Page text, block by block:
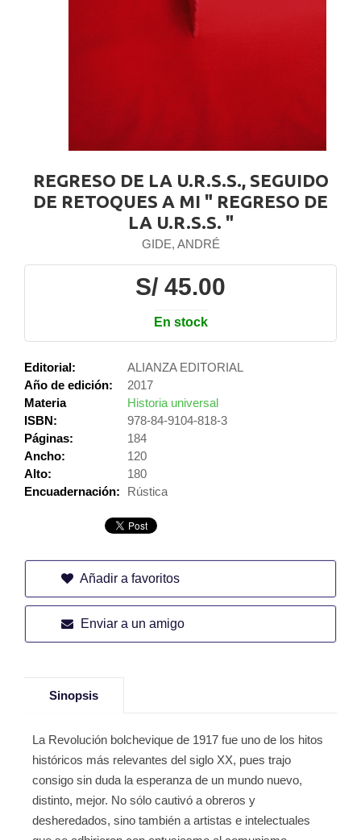
REGRESO DE LA U.R.S.S., SEGUIDO
DE RETOQUES A MI " REGRESO DE
LA U.R.S.S. "
GIDE, ANDRÉ
S/ 45.00
En stock
Editorial:
ALIANZA EDITORIAL
Año de edición:
2017
Materia
Historia universal
ISBN:
978-84-9104-818-3
Páginas:
184
Ancho:
120
Alto:
180
Encuadernación:
Rústica
Añadir a favoritos
Enviar a un amigo
Sinopsis
La Revolución bolchevique de 1917 fue uno de los hitos
históricos más relevantes del siglo XX, pues trajo
consigo sin duda la esperanza de un mundo nuevo,
distinto, mejor. No sólo cautivó a obreros y
desheredados, sino también a artistas e intelectuales